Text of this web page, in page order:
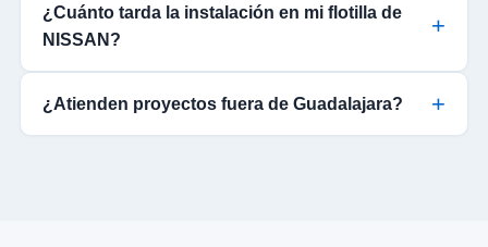
¿Cuánto tarda la instalación en mi flotilla de
NISSAN?
¿Atienden proyectos fuera de Guadalajara?